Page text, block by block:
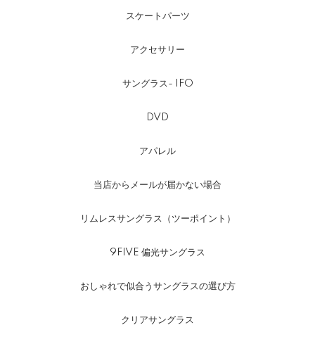
スケートパーツ
アクセサリー
サングラス- IFO
DVD
アパレル
当店からメールが届かない場合
リムレスサングラス（ツーポイント）
9FIVE 偏光サングラス
おしゃれで似合うサングラスの選び方
クリアサングラス